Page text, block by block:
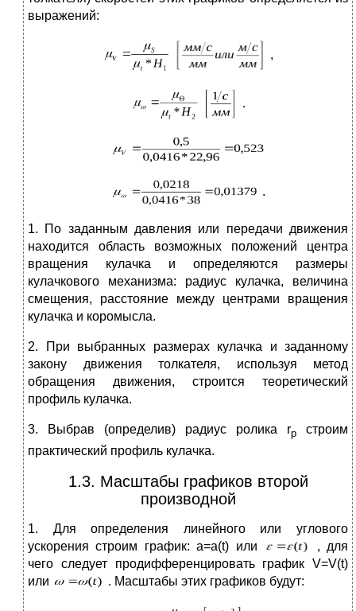
выражений:
,
.
.
1. По заданным давления или передачи движения
находится область возможных положений центра
вращения кулачка и определяются размеры
кулачкового механизма: радиус кулачка, величина
смещения, расстояние между центрами вращения
кулачка и коромысла.
2. При выбранных размерах кулачка и заданному
закону движения толкателя, используя метод
обращения движения, строится теоретический
профиль кулачка.
3. Выбрав (определив) радиус ролика rp строим
практический профиль кулачка.
1.3. Масштабы графиков второй
производной
1. Для определения линейного или углового
ускорения строим график: а=а(t) или
, для
чего следует продифференцировать график V=V(t)
или
. Масштабы этих графиков будут: